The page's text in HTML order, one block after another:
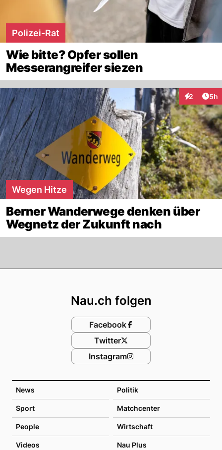
Polizei-Rat
Wie bitte? Opfer sollen
Messerangreifer siezen
2 5h
Wegen Hitze
Berner Wanderwege denken über
Wegnetz der Zukunft nach
News Politik
Sport Matchcenter
People Wirtschaft
Videos Nau Plus
Nau.ch folgen
Facebook
Twitter
Instagram